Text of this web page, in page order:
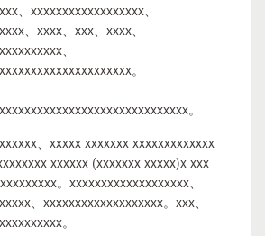
、xxxxxxxxxxxxxxxxxx、
、xxxx、xxx、xxxx、
、
。
。
、xxxxx xxxxxxx xxxxxxxxxxxxx
xxxxxx (xxxxxxx xxxxx)x xxx
。xxxxxxxxxxxxxxxxxxx、
、xxxxxxxxxxxxxxxxxxx。xxx、
。